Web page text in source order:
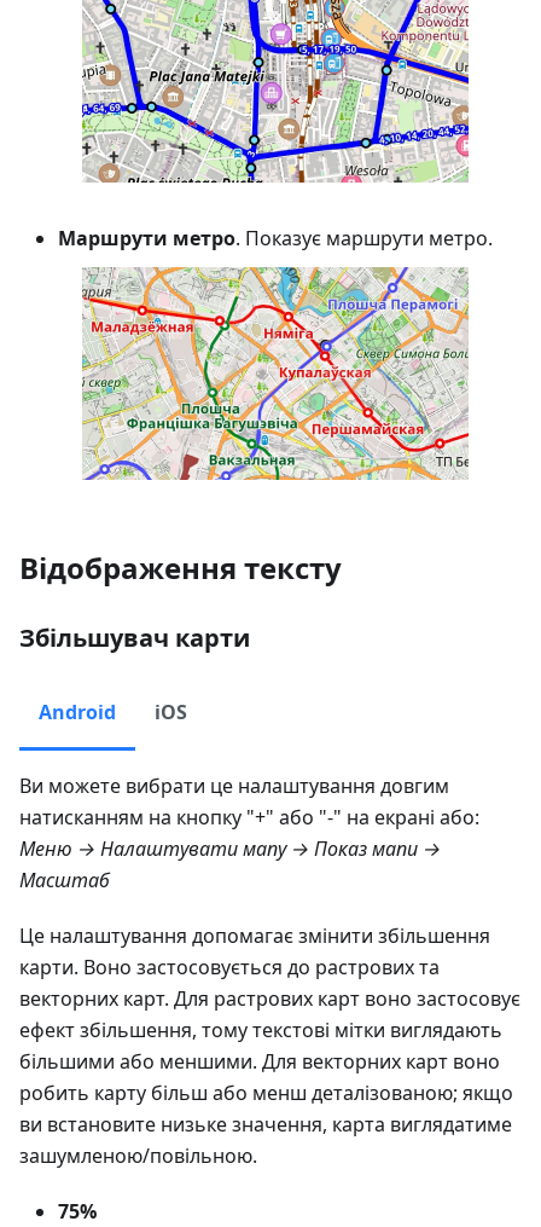
Маршрути метро. Показує маршрути метро.
Відображення тексту
Збільшувач карти
Android iOS
Ви можете вибрати це налаштування довгим
натисканням на кнопку "+" або "-" на екрані або:
Меню → Налаштувати мапу → Показ мапи →
Масштаб
Це налаштування допомагає змінити збільшення
карти. Воно застосовується до растрових та
векторних карт. Для растрових карт воно застосовує
ефект збільшення, тому текстові мітки виглядають
більшими або меншими. Для векторних карт воно
робить карту більш або менш деталізованою; якщо
ви встановите низьке значення, карта виглядатиме
зашумленою/повільною.
75%